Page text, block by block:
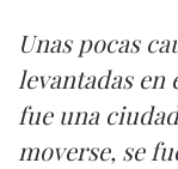
Unas pocas
levantadas en
fue una
moverse, se